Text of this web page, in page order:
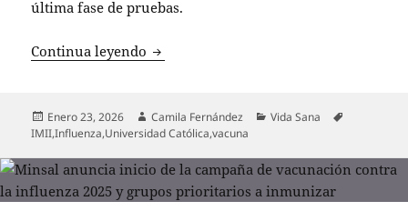
última fase de pruebas.
Continua leyendo Sinovac-QIV: la innovadora vacuna
Publicado
el
Enero 23, 2026 Autor
Camila Fernández Categorías
Vida Sana
IMII,Influenza,Universidad Católica,vacuna